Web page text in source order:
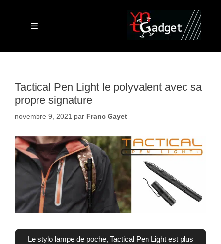
Menu
Tactical Pen Light le polyvalent avec sa
propre signature
novembre 9, 2021 par Franc Gayet
Le stylo lampe de poche, Tactical Pen Light est plus